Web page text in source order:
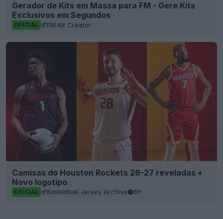
Gerador de Kits em Massa para FM - Gere Kits
Exclusivos em Segundos
OFICIAL FM Kit Creator
Camisas do Houston Rockets 26-27 reveladas +
Novo logotipo
OFICIAL Basketball Jersey Archive 6h